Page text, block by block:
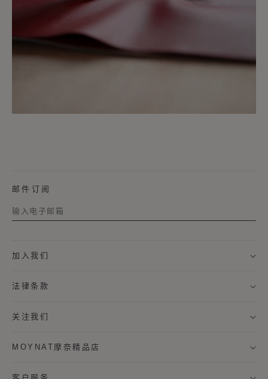
邮件订阅
名字
姓氏
我希望通过邮件接收来自MOYNAT摩奈的新闻资讯，及个
MOYNAT摩奈精品店
加入我们
法律条款
关注我们